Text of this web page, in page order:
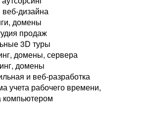
дизайна
домены
продаж
3D туры
домены, сервера
домены
и веб-разработка
учета рабочего времени,
компьютером